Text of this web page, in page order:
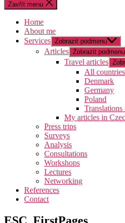
Zavřít menu
Home
About me
Services Zobrazit podmenu
Articles Zobrazit podmenu
Travel articles
All countries
Denmark
Germany
Poland
My articles in
Press trips
Surveys
Analysis
Consultations
Workshops
Lectures
Networking
References
Contact